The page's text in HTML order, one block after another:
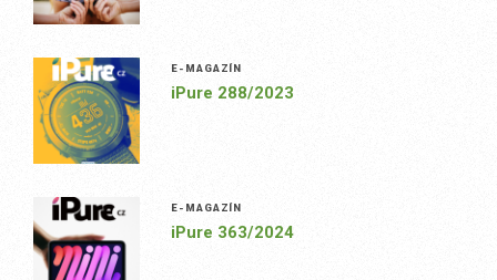
E-MAGAZÍN
iPure 288/2023
E-MAGAZÍN
iPure 363/2024